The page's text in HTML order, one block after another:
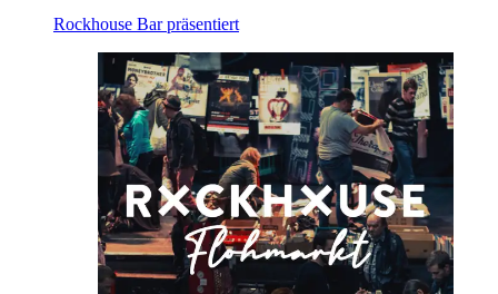
Rockhouse Bar präsentiert